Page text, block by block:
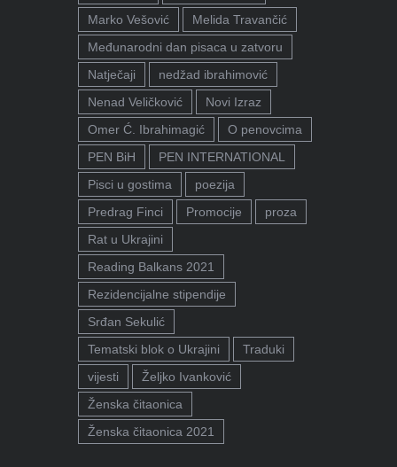
Marko Vešović
Melida Travančić
Međunarodni dan pisaca u zatvoru
Natječaji
nedžad ibrahimović
Nenad Veličković
Novi Izraz
Omer Ć. Ibrahimagić
O penovcima
PEN BiH
PEN INTERNATIONAL
Pisci u gostima
poezija
Predrag Finci
Promocije
proza
Rat u Ukrajini
Reading Balkans 2021
Rezidencijalne stipendije
Srđan Sekulić
Tematski blok o Ukrajini
Traduki
vijesti
Željko Ivanković
Ženska čitaonica
Ženska čitaonica 2021